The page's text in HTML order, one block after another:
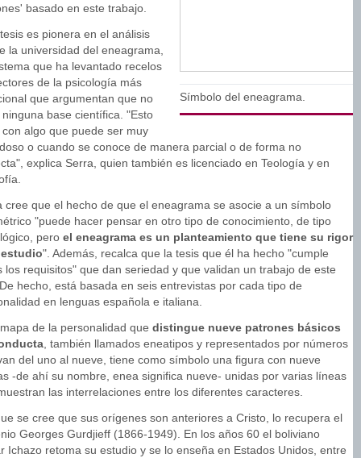
Símbolo del eneagrama.
basado en este trabajo.
es pionera en el análisis
la universidad del eneagrama,
que ha levantado recelos
de la psicología más
que argumentan que no
base científica. "Esto
algo que puede ser muy
o cuando se conoce de manera parcial o de forma no
explica Serra, quien también es licenciado en Teología y en
cree que el hecho de que el eneagrama se asocie a un símbolo
"puede hacer pensar en otro tipo de conocimiento, de tipo
pero el eneagrama es un planteamiento que tiene su rigor
". Además, recalca que la tesis que él ha hecho "cumple
los requisitos" que dan seriedad y que validan un trabajo de este
hecho, está basada en seis entrevistas por cada tipo de
en lenguas española e italiana.
de la personalidad que distingue nueve patrones básicos
, también llamados eneatipos y representados por números
del uno al nueve, tiene como símbolo una figura con nueve
-de ahí su nombre, enea significa nueve- unidas por varias líneas
las interrelaciones entre los diferentes caracteres.
se cree que sus orígenes son anteriores a Cristo, lo recupera el
Georges Gurdjieff (1866-1949). En los años 60 el boliviano
Ichazo retoma su estudio y se lo enseña en Estados Unidos, entre